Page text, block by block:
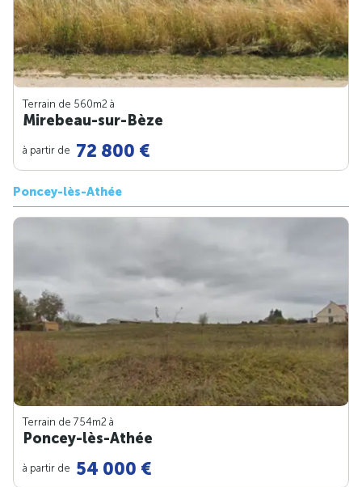
Terrain de 560m2 à
Mirebeau-sur-Bèze
à partir de 72 800 €
Poncey-lès-Athée
Terrain de 754m2 à
Poncey-lès-Athée
à partir de 54 000 €